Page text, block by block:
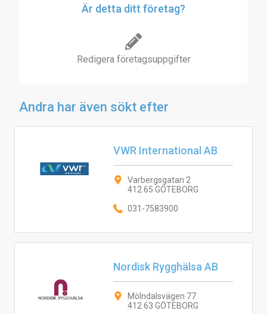
Är detta ditt företag?
Redigera företagsuppgifter
Andra har även sökt efter
VWR International AB
Varbergsgatan 2
412 65 GÖTEBORG
031-7583900
Nordisk Rygghälsa AB
Mölndalsvägen 77
412 63 GÖTEBORG